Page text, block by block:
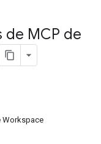
MCP de
Workspace